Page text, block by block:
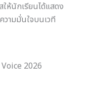
ให้นักเรียนได้แสดง
วามมั่นใจบนเวที